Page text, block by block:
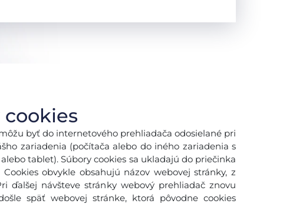
byť do internetového prehliadača odosielané pri
zariadenia (počítača alebo do iného zariadenia s
tablet). Súbory cookies sa ukladajú do priečinka
obvykle obsahujú názov webovej stránky, z
ďalšej návšteve stránky webový prehliadač znovu
späť webovej stránke, ktorá pôvodne cookies